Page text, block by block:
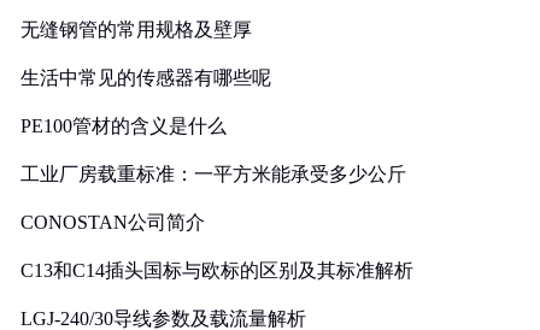
无缝钢管的常用规格及壁厚
生活中常见的传感器有哪些呢
PE100管材的含义是什么
工业厂房载重标准：一平方米能承受多少公斤
CONOSTAN公司简介
C13和C14插头国标与欧标的区别及其标准解析
LGJ-240/30导线参数及载流量解析